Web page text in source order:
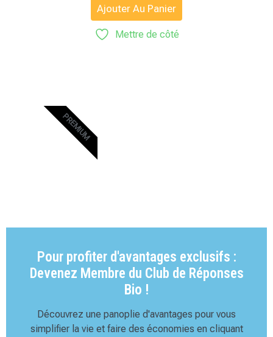
Ajouter Au Panier
Mettre de côté
Pour profiter d'avantages exclusifs :
Devenez Membre du Club de Réponses
Bio !
Découvrez une panoplie d'avantages pour vous
simplifier la vie et faire des économies en cliquant
PREMIUM